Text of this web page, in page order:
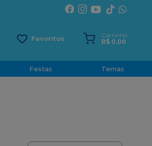
Carrinho
R$ 0,00
Festas Temas